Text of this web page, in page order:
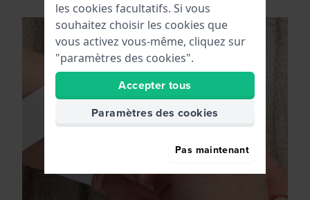
les cookies facultatifs. Si vous
souhaitez choisir les cookies que
vous activez vous-même, cliquez sur
"paramètres des cookies".
Accepter tous
Paramètres des cookies
Pas maintenant